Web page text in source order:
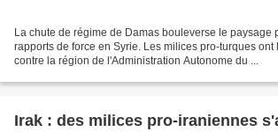
La chute de régime de Damas bouleverse le paysage
rapports de force en Syrie. Les milices pro-turques ont
contre la région de l'Administration Autonome du ...
Irak : des milices pro-iraniennes